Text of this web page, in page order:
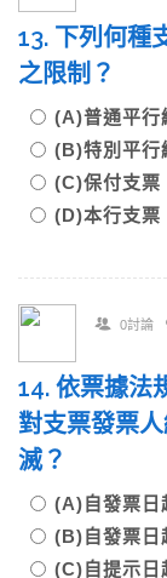
13. 下列何種
之限制？
(A)普通平
(B)特別平
(C)保付支
(D)本行支票
0討論
14. 依票據法
對支票發票
滅？
(A)自發票
(B)自發票
(C)自提示